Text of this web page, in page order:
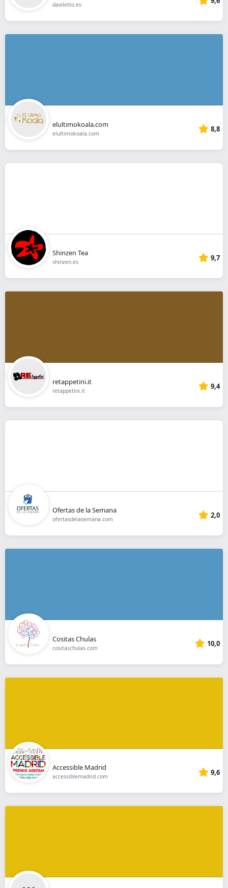
daviletto.es
elultimokoala.com
elultimokoala.com 8,8
Shinzen Tea
shinzen.es 9,7
retappetini.it
retappetini.it 9,4
Ofertas de la Semana
ofertasdelasemana.com 2,0
Cositas Chulas
cositaschulas.com 10,0
Accessible Madrid
accessiblemadrid.com 9,6